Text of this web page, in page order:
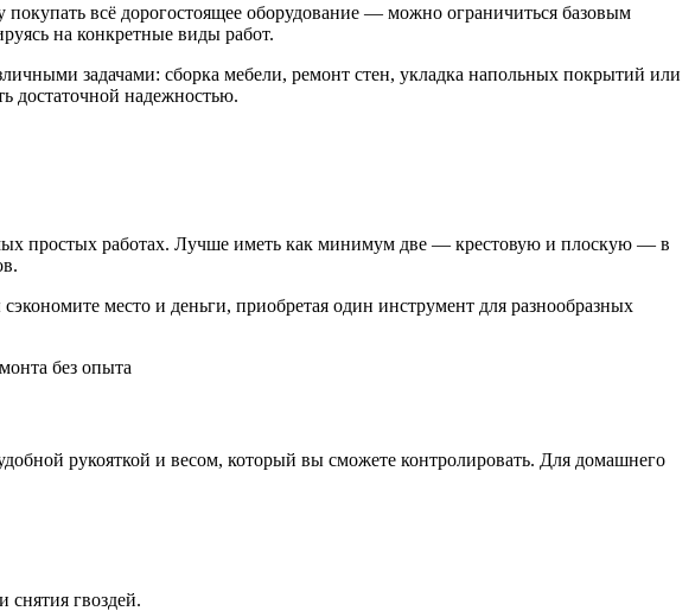
всё дорогостоящее оборудование — можно ограничиться базовым
на конкретные виды работ.
задачами: сборка мебели, ремонт стен, укладка напольных покрытий или
достаточной надежностью.
простых работах. Лучше иметь как минимум две — крестовую и плоскую — в
место и деньги, приобретая один инструмент для разнообразных
рукояткой и весом, который вы сможете контролировать. Для домашнего
гвоздей.